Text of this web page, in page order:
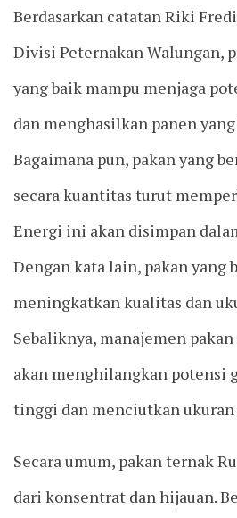
Berdasarkan catatan Riki
Divisi Peternakan Walungan,
yang baik mampu menjaga
dan menghasilkan panen
Bagaimana pun, pakan yang
secara kuantitas turut
Energi ini akan disimpan
Dengan kata lain, pakan yang
meningkatkan kualitas dan
Sebaliknya, manajemen
akan menghilangkan potensi
tinggi dan menciutkan ukuran
Secara umum, pakan ternak
dari konsentrat dan hijauan.